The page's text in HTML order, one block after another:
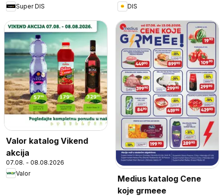
Super DIS
DIS
Valor katalog Vikend
akcija
07.08. - 08.08.2026
Valor
Medius katalog Cene
koje grmeee